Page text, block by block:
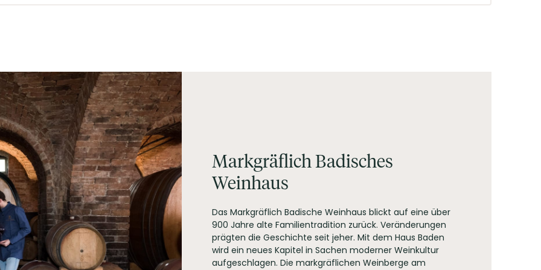
GmbH, Schloss Salem 88682 Salem
und/oder Äpfelsäure, Stabilisator: enthält Citronensäure und/oder Gummiarabikum und/oder Carboxymethylcellulose,
Markgräflich Badisches
Weinhaus
Das Markgräflich Badische Weinhaus blickt auf eine über
900 Jahre alte Familientradition zurück. Veränderungen
prägten die Geschichte seit jeher. Mit dem Haus Baden
wird ein neues Kapitel in Sachen moderner Weinkultur
aufgeschlagen. Die markgräflichen Weinberge am